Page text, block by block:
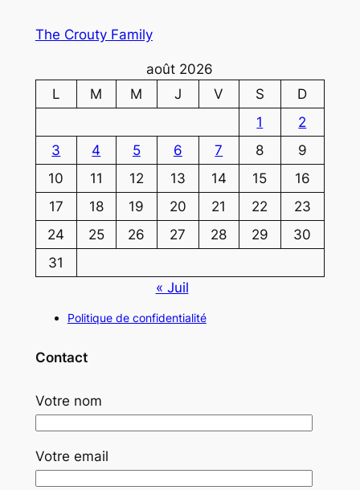
The Crouty Family
août 2026
L
M M J V S
D
1
2
3
4 5 6 7 8
9
10
11 12 13 14 15
16
17
18 19 20 21 22
23
24
25 26 27 28 29
30
31
« Juil
Politique de confidentialité
Contact
Votre nom
Votre email